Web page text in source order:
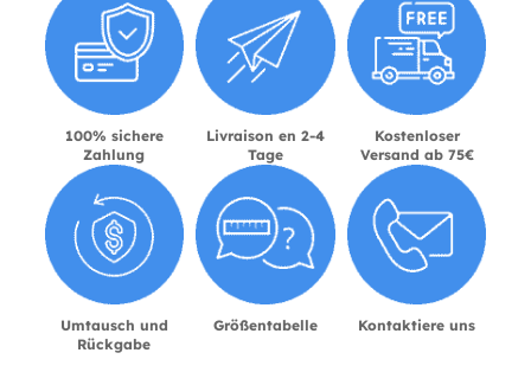
100% sichere
Zahlung
Livraison en 2-4
Tage
Kostenloser
Versand ab 75€
Umtausch und
Rückgabe
Größentabelle Kontaktiere uns